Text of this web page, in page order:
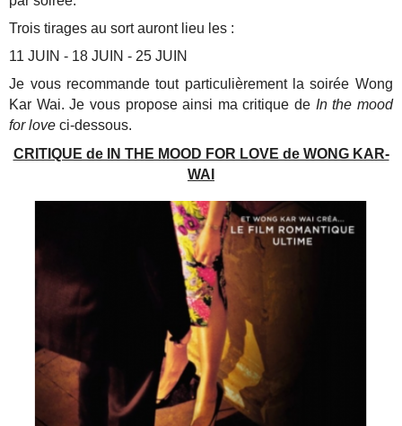
Trois tirages au sort auront lieu les :
11 JUIN - 18 JUIN - 25 JUIN
Je vous recommande tout particulièrement la soirée Wong
Kar Wai. Je vous propose ainsi ma critique de In the mood
for love ci-dessous.
CRITIQUE de IN THE MOOD FOR LOVE de WONG KAR-
WAI